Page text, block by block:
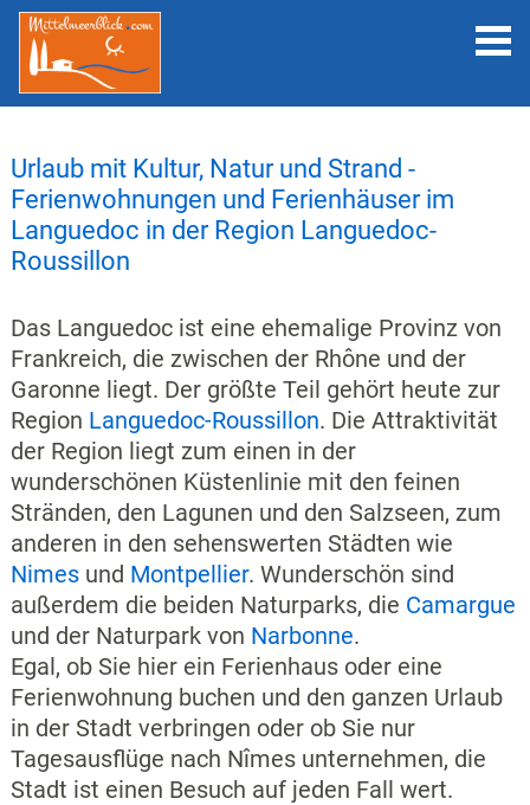
Urlaub mit Kultur, Natur und Strand -
Ferienwohnungen und Ferienhäuser im
Languedoc in der Region Languedoc-
Roussillon
Das Languedoc ist eine ehemalige Provinz von
Frankreich, die zwischen der Rhône und der
Garonne liegt. Der größte Teil gehört heute zur
Region Languedoc-Roussillon. Die Attraktivität
der Region liegt zum einen in der
wunderschönen Küstenlinie mit den feinen
Stränden, den Lagunen und den Salzseen, zum
anderen in den sehenswerten Städten wie
Nimes und Montpellier. Wunderschön sind
außerdem die beiden Naturparks, die Camargue
und der Naturpark von Narbonne.
Egal, ob Sie hier ein Ferienhaus oder eine
Ferienwohnung buchen und den ganzen Urlaub
in der Stadt verbringen oder ob Sie nur
Tagesausflüge nach Nîmes unternehmen, die
Stadt ist einen Besuch auf jeden Fall wert.